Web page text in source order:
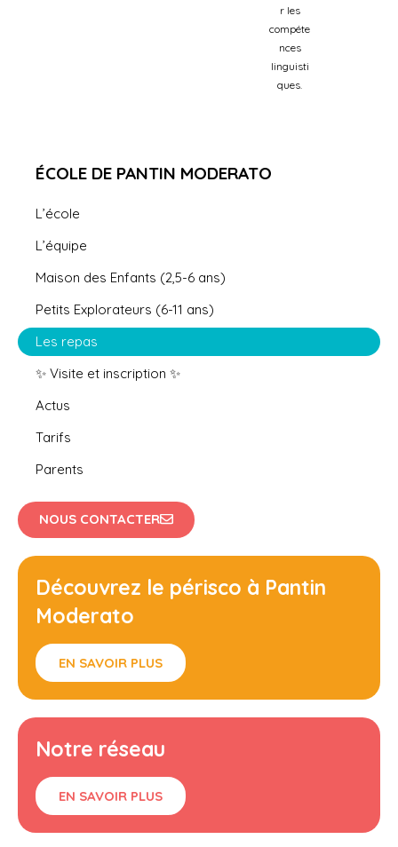
r les
compéte
nces
linguisti
ques.
ÉCOLE DE PANTIN MODERATO
L’école
L’équipe
Maison des Enfants (2,5-6 ans)
Petits Explorateurs (6-11 ans)
Les repas
✨ Visite et inscription ✨
Actus
Tarifs
Parents
NOUS CONTACTER
Découvrez le périsco à Pantin
Moderato
EN SAVOIR PLUS
Notre réseau
EN SAVOIR PLUS